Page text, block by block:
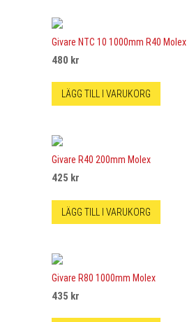
Givare NTC 10 1000mm R40 Molex
480 kr
LÄGG TILL I VARUKORG
Givare R40 200mm Molex
425 kr
LÄGG TILL I VARUKORG
Givare R80 1000mm Molex
435 kr